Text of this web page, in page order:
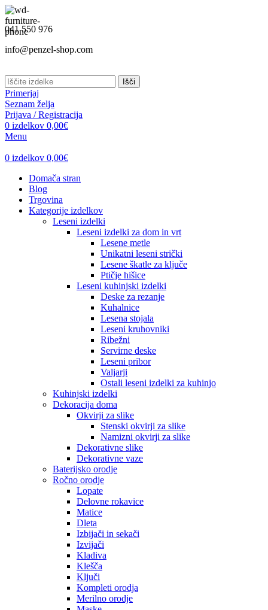
041 550 976
info@penzel-shop.com
Išči
Primerjaj
Seznam želja
Prijava / Registracija
0 izdelkov 0,00€
Menu
0 izdelkov 0,00€
Domača stran
Blog
Trgovina
Kategorije izdelkov
Leseni izdelki
Leseni izdelki za dom in vrt
Lesene metle
Unikatni leseni strički
Lesene škatle za ključe
Ptičje hišice
Leseni kuhinjski izdelki
Deske za rezanje
Kuhalnice
Lesena stojala
Leseni kruhovniki
Ribežni
Servirne deske
Leseni pribor
Valjarji
Ostali leseni izdelki za kuhinjo
Kuhinjski izdelki
Dekoracija doma
Okvirji za slike
Stenski okvirji za slike
Namizni okvirji za slike
Dekorativne slike
Dekorativne vaze
Baterijsko orodje
Ročno orodje
Lopate
Delovne rokavice
Matice
Dleta
Izbijači in sekači
Izvijači
Kladiva
Klešča
Ključi
Kompleti orodja
Merilno orodje